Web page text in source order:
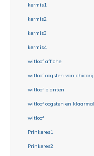
kermis1
kermis2
kermis3
kermis4
witloof affiche
witloof oogsten van chicorij
witloof planten
witloof oogsten en
witloof
Prinkeres1
Prinkeres2